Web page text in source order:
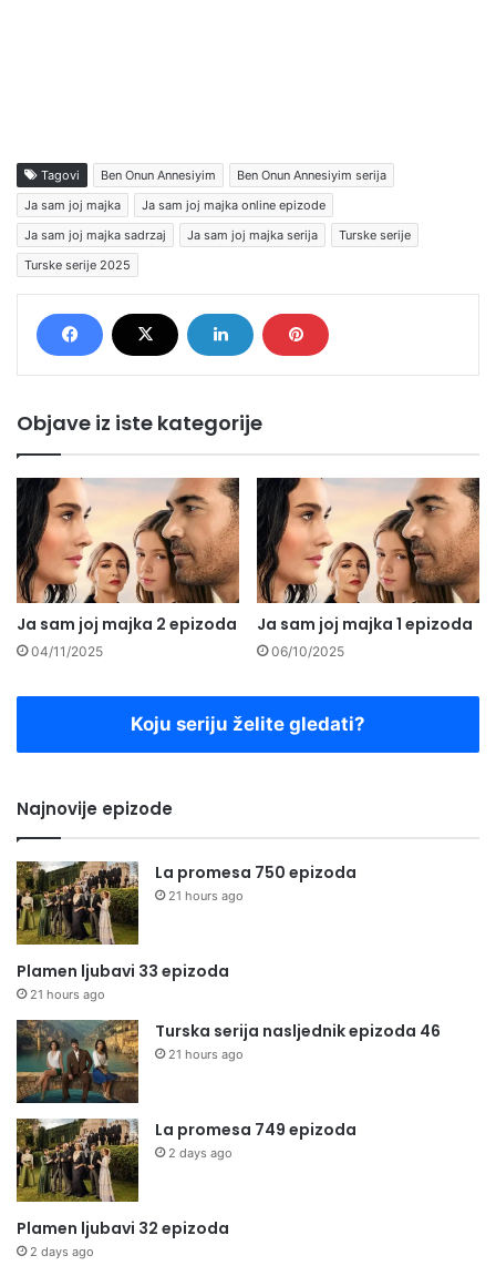
Tagovi Ben Onun Annesiyim
Ben Onun Annesiyim serija
Ja sam joj majka
Ja sam joj majka online epizode
Ja sam joj majka sadrzaj
Ja sam joj majka serija
Turske serije
Turske serije 2025
Objave iz iste kategorije
Ja sam joj majka 2 epizoda
04/11/2025
Ja sam joj majka 1 epizoda
06/10/2025
Koju seriju želite gledati?
Najnovije epizode
La promesa 750 epizoda
21 hours ago
Plamen ljubavi 33 epizoda
21 hours ago
Turska serija nasljednik epizoda 46
21 hours ago
La promesa 749 epizoda
2 days ago
Plamen ljubavi 32 epizoda
2 days ago